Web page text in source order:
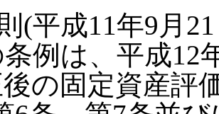
(平成11年9月
例は、平成12
の固定資産評